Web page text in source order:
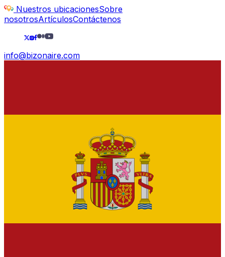
Nuestros ubicacionesSobre
nosotrosArtículosContáctenos
info@bizonaire.com